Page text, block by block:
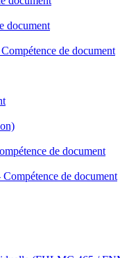
document
de document
de document
de document